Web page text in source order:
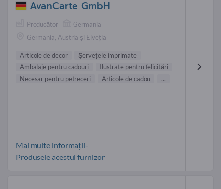
AvanCarte GmbH
Producător
Germania
Germania, Austria și Elveția
Articole de decor
Şerveţele imprimate
Ambalaje pentru cadouri
Ilustrate pentru felicitări
Necesar pentru petreceri
Articole de cadou ...
Mai multe informații-
Produsele acestui furnizor